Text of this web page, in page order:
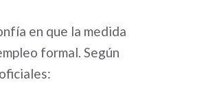
en que la medida
formal. Según